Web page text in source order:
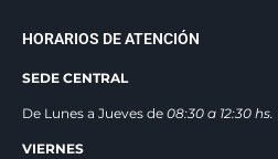
HORARIOS DE ATENCIÓN
SEDE CENTRAL
De Lunes a Jueves de 08:30 a 12:30 hs.
VIERNES